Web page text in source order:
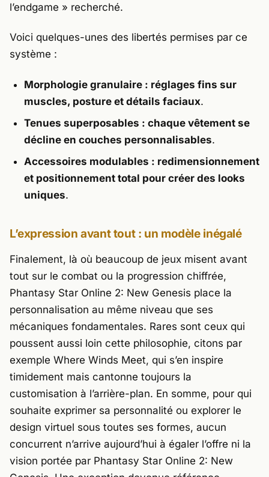
l’endgame » recherché.
Voici quelques-unes des libertés permises par ce
système :
Morphologie granulaire : réglages fins sur
muscles, posture et détails faciaux.
Tenues superposables : chaque vêtement se
décline en couches personnalisables.
Accessoires modulables : redimensionnement
et positionnement total pour créer des looks
uniques.
L’expression avant tout : un modèle inégalé
Finalement, là où beaucoup de jeux misent avant
tout sur le combat ou la progression chiffrée,
Phantasy Star Online 2: New Genesis place la
personnalisation au même niveau que ses
mécaniques fondamentales. Rares sont ceux qui
poussent aussi loin cette philosophie, citons par
exemple Where Winds Meet, qui s’en inspire
timidement mais cantonne toujours la
customisation à l’arrière-plan. En somme, pour qui
souhaite exprimer sa personnalité ou explorer le
design virtuel sous toutes ses formes, aucun
concurrent n’arrive aujourd’hui à égaler l’offre ni la
vision portée par Phantasy Star Online 2: New